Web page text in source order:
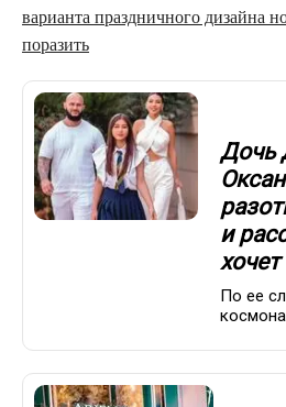
варианта праздничного дизайна
поразить
Дочь
и
хочет
По ее